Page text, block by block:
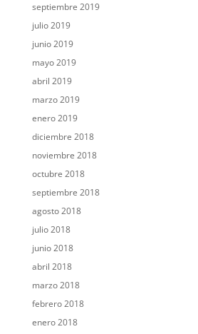
septiembre 2019
julio 2019
junio 2019
mayo 2019
abril 2019
marzo 2019
enero 2019
diciembre 2018
noviembre 2018
octubre 2018
septiembre 2018
agosto 2018
julio 2018
junio 2018
abril 2018
marzo 2018
febrero 2018
enero 2018